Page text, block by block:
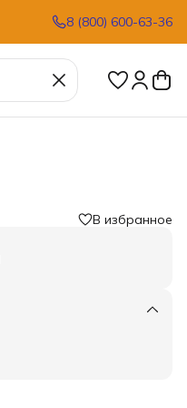
8 (800) 600-63-36
В избранное